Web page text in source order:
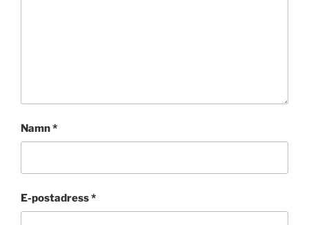
Namn*
E-postadress*